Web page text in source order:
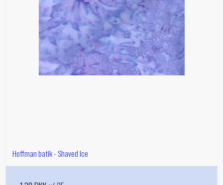
Hoffman batik - Shaved Ice